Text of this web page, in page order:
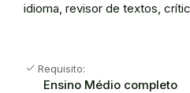
idioma, revisor de textos,
check Requisito:
Ensino Médio completo